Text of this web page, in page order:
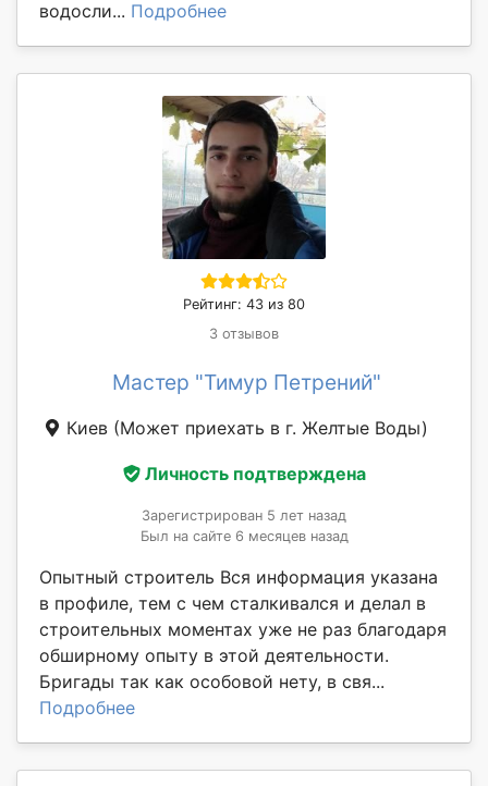
водосли... Подробнее
Рейтинг: 43 из 80
3 отзывов
Мастер "Тимур Петрений"
Киев (Может приехать в г. Желтые Воды)
Личность подтверждена
Зарегистрирован 5 лет назад
Был на сайте 6 месяцев назад
Опытный строитель Вся информация указана
в профиле, тем с чем сталкивался и делал в
строительных моментах уже не раз благодаря
обширному опыту в этой деятельности.
Бригады так как особовой нету, в свя...
Подробнее